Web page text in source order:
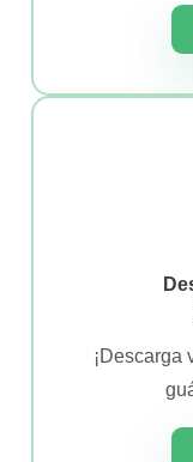
¡Descarga